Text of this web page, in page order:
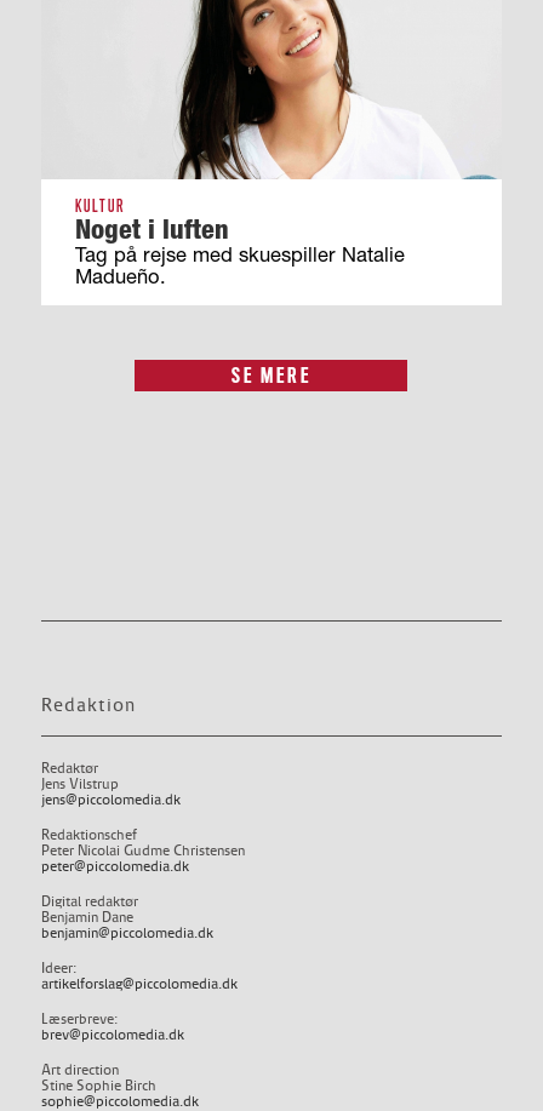
KULTUR
Noget i luften
Tag på rejse med skuespiller Natalie
Madueño.
SE MERE
Redaktion
Redaktør
Jens Vilstrup
jens@piccolomedia.dk
Redaktionschef
Peter Nicolai Gudme Christensen
peter@piccolomedia.dk
Digital redaktør
Benjamin Dane
benjamin@piccolomedia.dk
Ideer:
artikelforslag@piccolomedia.dk
Læserbreve:
brev@piccolomedia.dk
Art direction
Stine Sophie Birch
sophie@piccolomedia.dk